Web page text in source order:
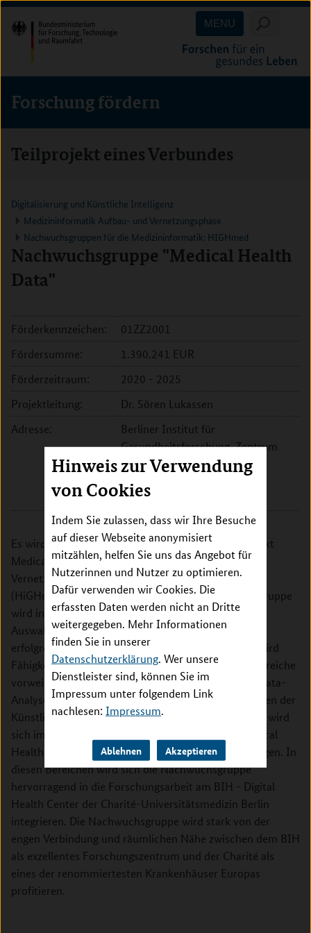
Hinweis zur Verwendung
von Cookies
Indem Sie zulassen, dass wir Ihre Besuche
auf dieser Webseite anonymisiert
mitzählen, helfen Sie uns das Angebot für
Nutzerinnen und Nutzer zu optimieren.
Dafür verwenden wir Cookies. Die
erfassten Daten werden nicht an Dritte
weitergegeben. Mehr Informationen
finden Sie in unserer
Datenschutzerklärung. Wer unsere
Dienstleister sind, können Sie im
Impressum unter folgendem Link
nachlesen: Impressum.
Ablehnen Akzeptieren
Direkt
zum
Inhalt
(Eingabetaste)
Direkt
zum
Hauptmenu
(Eingabetaste)
Direkt
zur
Suche
(Eingabetaste)
MENU
Forschung fördern
Teilprojekt eines Verbundes
Digitalisierung und Künstliche Intelligenz
Medizininformatik Aufbau- und Vernetzungsphase
Nachwuchsgruppen für die Medizininformatik: HIGHmed
Nachwuchsgruppe "Medical Health
Data"
Förderkennzeichen:
01ZZ2001
Fördersumme:
1.390.241 EUR
Förderzeitraum:
2020 - 2025
Projektleitung:
Dr. Sören Lukassen
Adresse:
Berliner Institut für
Gesundheitsforschung, Zentrum
Digitale Gesundheit
Kapelle-Ufer 2
10117 Berlin
Es wird eine Nachwuchsgruppe mit dem Schwerpunkt
Medical Health Data im Rahmen der Aufbau- und
Vernetzungsphase der Medizininformatik-Initiative
(HiGHmed Konsortium) beantragt. Die Nachwuchsgruppe
wird in einem öffentlichen und transparenten
Auswahlverfahren ab Januar 2020 bestimmt. Der
erfolgreiche Bewerber/die erfolgreiche Bewerberin wird
Fähigkeiten in wenigstens drei der nachfolgenden Bereiche
vorweisen können: multi-omics Datenanalyse, Big-Data-
Analyse, mathemathische Modellierung und Methoden der
Künstlichen Intelligenz. Der wissenschaftliche Fokus wird
sich im Bereich der translationalen Forschung, Medical
Health Data bzw. der personalisierten Medizin bewegen. In
diesen Bereichen wird sich die Nachwuchsgruppe
hervorragend in die Forschungsarbeit am BIH - Digital
Health Center der Charité-Universitätsmedizin Berlin
integrieren. Die Nachwuchsgruppe wird stark von der
engen Verbindung und räumlichen Nähe zwischen dem BIH
als exzellentes Forschungszentrum und der Charité als
eines der renommiertesten Krankenhäuser Europas
profitieren.